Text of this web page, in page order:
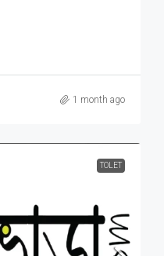
1 month ago
TOLET